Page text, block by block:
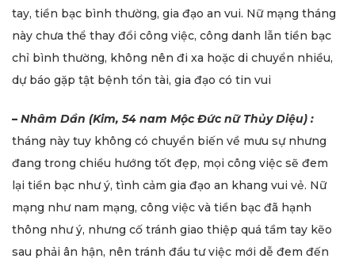
tay, tiền bạc bình thường, gia đạo an vui. Nữ mạng tháng
này chưa thể thay đổi công việc, công danh lẫn tiền bạc
chỉ bình thường, không nên đi xa hoặc di chuyển nhiều,
dự báo gặp tật bệnh tổn tài, gia đạo có tin vui
– Nhâm Dần (Kim, 54 nam Mộc Đức nữ Thủy Diệu) :
tháng này tuy không có chuyển biến về mưu sự nhưng
đang trong chiều hướng tốt đẹp, mọi công việc sẽ đem
lại tiền bạc như ý, tình cảm gia đạo an khang vui vẻ. Nữ
mạng như nam mạng, công việc và tiền bạc đã hạnh
thông như ý, nhưng cố tránh giao thiệp quá tầm tay kẽo
sau phải ân hận, nên tránh đầu tư việc mới dễ đem đến